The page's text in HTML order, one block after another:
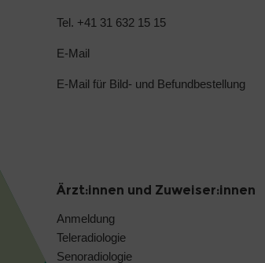
Tel. +41 31 632 15 15
E-Mail
E-Mail für Bild- und Befundbestellung
Ärzt:innen und Zuweiser:innen
Anmeldung
Teleradiologie
Senoradiologie